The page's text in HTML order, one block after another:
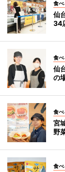
食べ
仙
34
食べ
仙
の
食べ
宮
野
食べ